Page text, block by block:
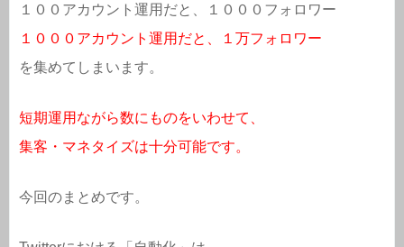
１００アカウント運用だと、１０００フォロワー
１０００アカウント運用だと、１万フォロワー
を集めてしまいます。
短期運用ながら数にものをいわせて、
集客・マネタイズは十分可能です。
今回のまとめです。